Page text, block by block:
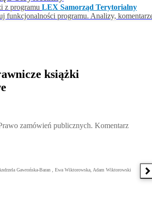
z programu LEX Samorząd Terytorialny
funkcjonalności programu. Analizy,
książki
zamówień publicznych. Komentarz
Gawrońska-Baran , Ewa Wiktorowska, Adam Wiktorowski